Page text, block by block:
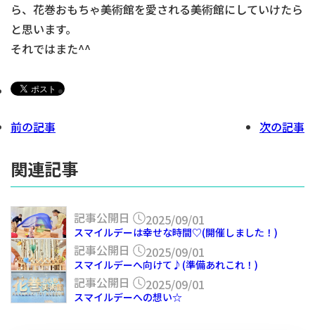
ら、花巻おもちゃ美術館を愛される美術館にしていけたら
と思います。
それではまた^^
前の記事 次の記事
関連記事
スマイルデーは幸せな時間♡(開催しました！)
記事公開日 2025/09/01
スマイルデーへ向けて♪(準備あれこれ！)
記事公開日 2025/09/01
スマイルデーへの想い☆
記事公開日 2025/09/01